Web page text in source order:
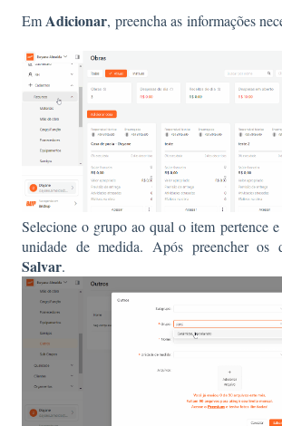
Em Adicionar, preencha as
Selecione o grupo ao qual o item pertence
unidade de medida. Após preencher os
Salvar.